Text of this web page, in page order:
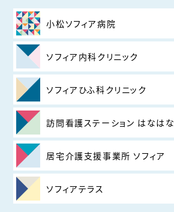
小松ソフィア病院
ソフィア内科クリニック
ソフィアひふ科クリニック
訪問看護ステーション はなはな
居宅介護支援事業所 ソフィア
ソフィアテラス